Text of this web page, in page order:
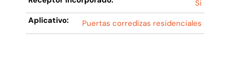
Si
Aplicativo:
Puertas corredizas residenciales